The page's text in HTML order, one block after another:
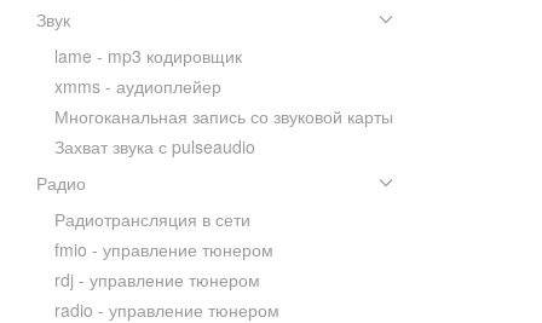
Звук
lame - mp3 кодировщик
xmms - аудиоплейер
Многоканальная запись со звуковой карты
Захват звука с pulseaudio
Радио
Радиотрансляция в сети
fmio - управление тюнером
rdj - управление тюнером
radio - управление тюнером